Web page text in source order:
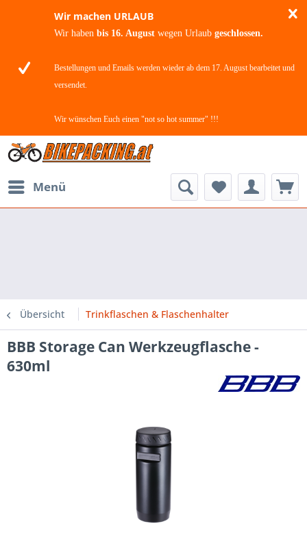
Wir machen URLAUB
Wir haben bis 16. August wegen Urlaub geschlossen.
Bestellungen und Emails werden wieder ab dem 17. August bearbeitet und
versendet.
Wir wünschen Euch einen "not so hot summer" !!!
Menü
Übersicht Trinkflaschen & Flaschenhalter
BBB Storage Can Werkzeugflasche -
630ml